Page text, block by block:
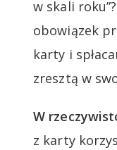
w skali
obowiązek
karty i
zresztą w
W
z karty